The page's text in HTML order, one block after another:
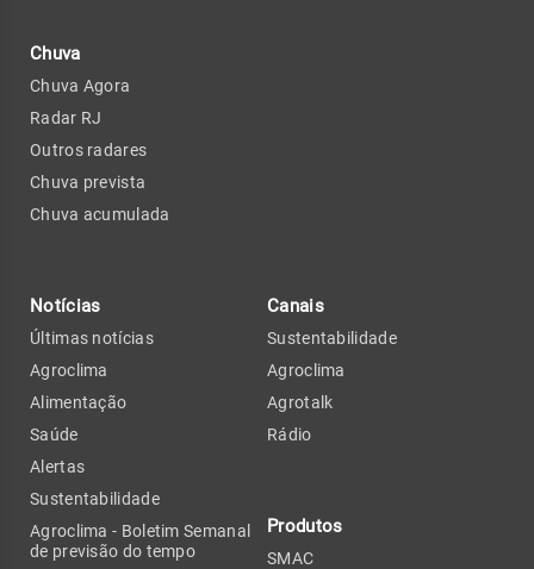
Chuva
Chuva Agora
Radar RJ
Outros radares
Chuva prevista
Chuva acumulada
Notícias
Últimas notícias
Agroclima
Alimentação
Saúde
Alertas
Sustentabilidade
Agroclima - Boletim Semanal
de previsão do tempo
Canais
Sustentabilidade
Agroclima
Agrotalk
Rádio
Produtos
SMAC